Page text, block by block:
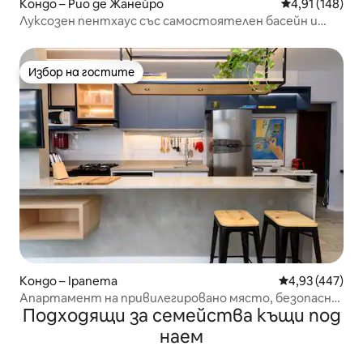
Кондо – Рио де Жанейро Средна
4,91 (148)
Луксозен пентхаус със самостоятелен басейн и
Избор на гостите
Избор на гостите
Кондо – Ipanema Средна
4,93 (447)
Апартамент на привилегировано място, безопасно
и ексклузивно
Подходящи за семейства къщи под
наем